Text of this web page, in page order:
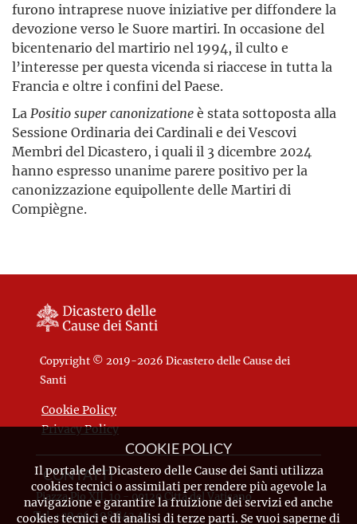
furono intraprese nuove iniziative per diffondere la
devozione verso le Suore martiri. In occasione del
bicentenario del martirio nel 1994, il culto e
l’interesse per questa vicenda si riaccese in tutta la
Francia e oltre i confini del Paese.
LaPositio super canonizationeè stata sottoposta alla
Sessione Ordinaria dei Cardinali e dei Vescovi
Membri del Dicastero, i quali il 3 dicembre 2024
hanno espresso unanime parere positivo per la
canonizzazione equipollente delle Martiri di
Compiègne.
Copyright © 2019-2026 Dicastero delle Cause dei
Santi
Cookie Policy
Privacy Policy
CONTATTI
Piazza Pio XII, 10 - 00120 Città del Vaticano
Tel. +39.06.698.842.44
COOKIE POLICY
Il portale del Dicastero delle Cause dei Santi utilizza
cookies tecnici o assimilati per rendere più agevole la
navigazione e garantire la fruizione dei servizi ed anche
cookies tecnici e di analisi di terze parti. Se vuoi saperne di